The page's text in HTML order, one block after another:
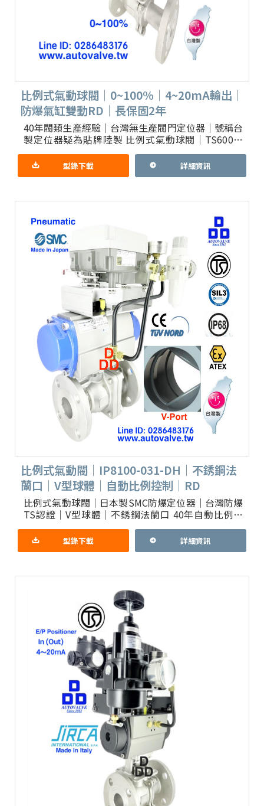
比例式氣動球閥｜0~100%｜4~20mA輸出｜
防爆氣缸雙動RD｜長保固2年
40年閥類生產經驗｜台灣無生產閥門定位器｜號稱台
製定位器疑為貼牌陸製 比例式氣動球閥｜TS600台
灣總代理防爆TS認證定位器，證書有政府把關產地
現形 配線管可選
型錄下載 詳細資訊
比例式氣動閥｜IP8100-031-DH｜不銹鋼法
蘭口｜V型球體｜自動比例控制｜RD
比例式氣動球閥｜日本製SMC防爆定位器｜台灣防爆
TS認證｜V型球體｜不銹鋼法蘭口 40年自動比例閥
生產｜配氣管可選不銹鋼316(L)｜配線管可選台灣
TS防爆認證型錄下載 詳細資訊